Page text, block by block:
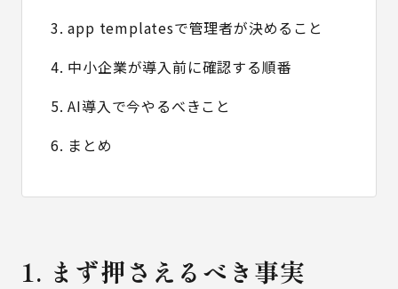
3. app templatesで管理者が決めること
4. 中小企業が導入前に確認する順番
5. AI導入で今やるべきこと
6. まとめ
1. まず押さえるべき事実